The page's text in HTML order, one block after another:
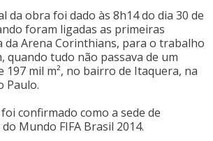
da obra foi dado às 8h14 do dia 30 de
foram ligadas as primeiras
da Arena Corinthians, para o trabalho
quando tudo não passava de um
197 mil m², no bairro de Itaquera, na
Paulo.
confirmado como a sede de
Mundo FIFA Brasil 2014.